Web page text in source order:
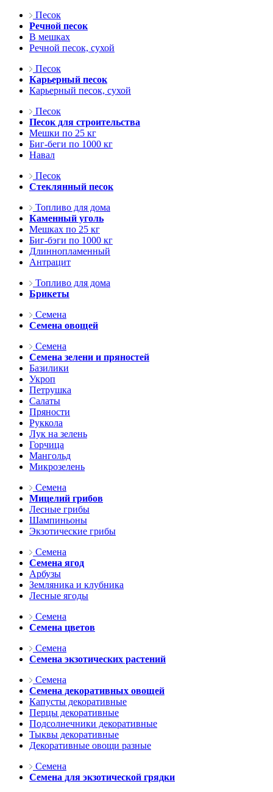
Песок
Речной песок
В мешках
Речной песок, сухой
Песок
Карьерный песок
Карьерный песок, сухой
Песок
Песок для строительства
Мешки по 25 кг
Биг-беги по 1000 кг
Навал
Песок
Стеклянный песок
Топливо для дома
Каменный уголь
Мешках по 25 кг
Биг-бэги по 1000 кг
Длиннопламенный
Антрацит
Топливо для дома
Брикеты
Семена
Семена овощей
Семена
Семена зелени и пряностей
Базилики
Укроп
Петрушка
Салаты
Пряности
Руккола
Лук на зелень
Горчица
Мангольд
Микрозелень
Семена
Мицелий грибов
Лесные грибы
Шампиньоны
Экзотические грибы
Семена
Семена ягод
Арбузы
Земляника и клубника
Лесные ягоды
Семена
Семена цветов
Семена
Семена экзотических растений
Семена
Семена декоративных овощей
Капусты декоративные
Перцы декоративные
Подсолнечники декоративные
Тыквы декоративные
Декоративные овощи разные
Семена
Семена для экзотической грядки